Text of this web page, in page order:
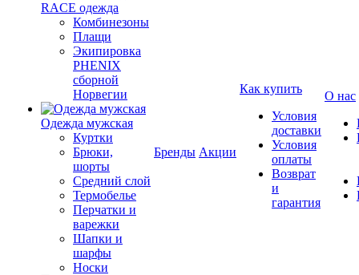
RACE одежда
Комбинезоны
Плащи
Экипировка
PHENIX
сборной
Норвегии
Одежда мужская
Куртки
Брюки,
шорты
Средний слой
Термобелье
Перчатки и
варежки
Шапки и
шарфы
Носки
Бренды Акции
Как купить
Условия
доставки
Условия
оплаты
Возврат
и
гарантия
О нас